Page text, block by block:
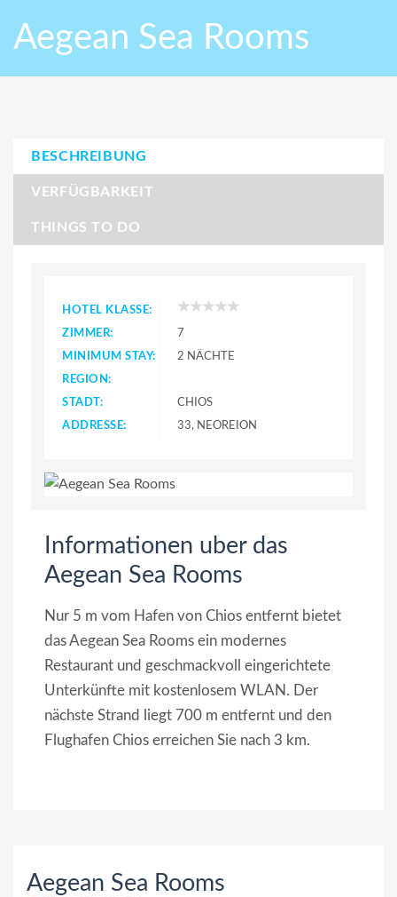
Aegean Sea Rooms
BESCHREIBUNG
VERFÜGBARKEIT
THINGS TO DO
HOTEL KLASSE:
ZIMMER:
7
MINIMUM STAY:
2 NÄCHTE
REGION:
STADT:
CHIOS
ADDRESSE:
33, NEOREION
Informationen uber das
Aegean Sea Rooms
Nur 5 m vom Hafen von Chios entfernt bietet
das Aegean Sea Rooms ein modernes
Restaurant und geschmackvoll eingerichtete
Unterkünfte mit kostenlosem WLAN. Der
nächste Strand liegt 700 m entfernt und den
Flughafen Chios erreichen Sie nach 3 km.
Aegean Sea Rooms